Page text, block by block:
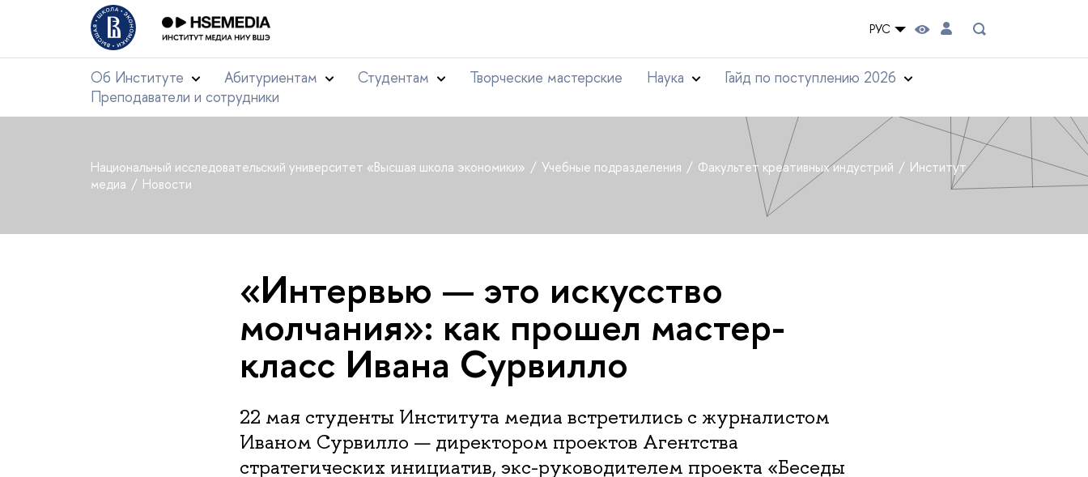
РУС
Об Институте Абитуриентам Студентам Творческие мастерские Наука
Гайд по поступлению 2026
Преподаватели и сотрудники
Национальный исследовательский университет «Высшая школа экономики» Учебные подразделения Факультет креативных индустрий
Институт
медиа
Новости
«Интервью — это искусство
молчания»: как прошел мастер-
класс Ивана Сурвилло
22 мая студенты Института медиа встретились с журналистом
Иваном Сурвилло — директором проектов Агентства
стратегических инициатив, экс-руководителем проекта «Беседы